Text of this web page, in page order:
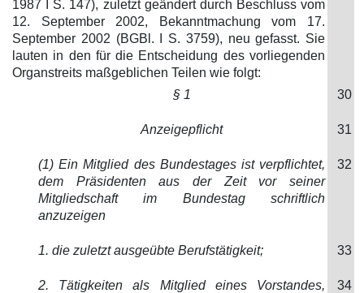
1987 I S. 147), zuletzt geändert durch Beschluss vom
12. September 2002, Bekanntmachung vom 17.
September 2002 (BGBl. I S. 3759), neu gefasst. Sie
lauten in den für die Entscheidung des vorliegenden
Organstreits maßgeblichen Teilen wie folgt:
§ 1
30
Anzeigepflicht 31
(1) Ein Mitglied des Bundestages ist verpflichtet,
dem Präsidenten aus der Zeit vor seiner
Mitgliedschaft im Bundestag schriftlich
anzuzeigen
32
1. die zuletzt ausgeübte Berufstätigkeit; 33
2. Tätigkeiten als Mitglied eines Vorstandes,
34